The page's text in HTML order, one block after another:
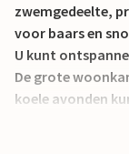
zwemgedeelte,
voor baars en
U kunt
De grote
koele avonden
Er zijn 4 ruime